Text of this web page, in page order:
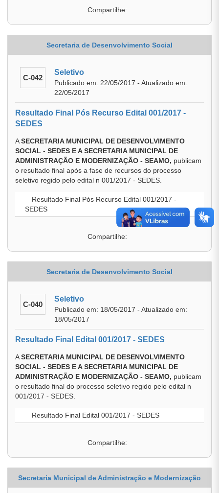
Compartilhe:
Secretaria de Desenvolvimento Social
C-042
Seletivo
Publicado em: 22/05/2017 - Atualizado em:
22/05/2017
Resultado Final Pós Recurso Edital 001/2017 -
SEDES
ASECRETARIA MUNICIPAL DE DESENVOLVIMENTO
SOCIAL - SEDES E A SECRETARIA MUNICIPAL DE
ADMINISTRAÇÃO E MODERNIZAÇÃO - SEAMO, publicam
o resultado final após a fase de recursos do processo
seletivo regido pelo edital n 001/2017 - SEDES.
Resultado Final Pós Recurso Edital 001/2017 -
SEDES
Compartilhe:
Secretaria de Desenvolvimento Social
C-040
Seletivo
Publicado em: 18/05/2017 - Atualizado em:
18/05/2017
Resultado Final Edital 001/2017 - SEDES
ASECRETARIA MUNICIPAL DE DESENVOLVIMENTO
SOCIAL - SEDES E A SECRETARIA MUNICIPAL DE
ADMINISTRAÇÃO E MODERNIZAÇÃO - SEAMO, publicam
o resultado final do processo seletivo regido pelo edital n
001/2017 - SEDES.
Resultado Final Edital 001/2017 - SEDES
Compartilhe:
Secretaria Municipal de Administração e Modernização